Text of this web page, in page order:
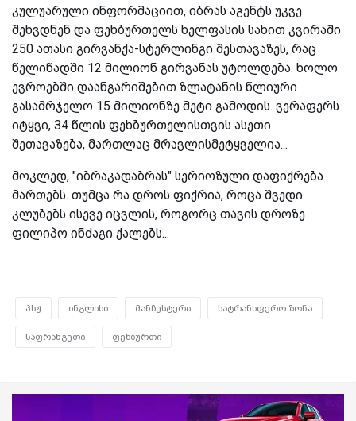
კულუარული ინფორმაციით, იბრას აგენტს უკვე
შეხვდნენ და ფეხბურთელს ხელფასის სახით კვირაში
250 ათასი გირვანქა-სტერლინგი შესთავაზეს, რაც
წელიწადში 12 მილიონ გირვანას უტოლდება. ხოლო
ევროებში დაანგარიშებით ზლატანის წლიური
გასამრჯელო 15 მილიონზე მეტი გამოდის. ვერაფერს
იტყვი, 34 წლის ფეხბურთელისთვის ასეთი
შეთავაზება, მართლაც მრავლისმეტყველია...
მოკლედ, "იბრაკადაბრას" სერიოზული დაფიქრება
მართებს. თუმცა რა დროს ფიქრია, როცა შვედი
კლუბებს ისევე იცვლის, როგორც თავის დროზე
ფილიპო ინძაგი ქალებს...
პსჟ ინგლისი მანჩესტერი სატრანსფერო ზონა
საფრანგეთი ფეხბურთი